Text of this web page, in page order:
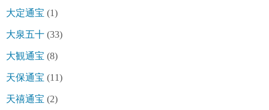
大定通宝 (1)
大泉五十 (33)
大観通宝 (8)
天保通宝 (11)
天禧通宝 (2)